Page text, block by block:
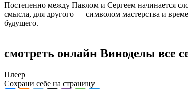
Постепенно между Павлом и Сергеем начинается
смысла, для другого — символом мастерства и
будущего.
смотреть онлайн Виноделы все
Плеер
Сохрани себе на страницу